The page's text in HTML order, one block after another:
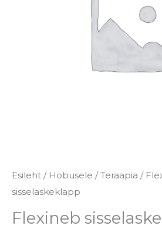
Esileht / Hobusele /Teraapia /
sisselaskeklapp
Flexineb